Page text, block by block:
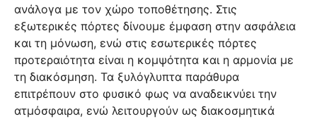
ανάλογα με τον χώρο τοποθέτησης. Στις
εξωτερικές πόρτες δίνουμε έμφαση στην ασφάλεια
και τη μόνωση, ενώ στις εσωτερικές πόρτες
προτεραιότητα είναι η κομψότητα και η αρμονία με
τη διακόσμηση. Τα ξυλόγλυπτα παράθυρα
επιτρέπουν στο φυσικό φως να αναδεικνύει την
ατμόσφαιρα, ενώ λειτουργούν ως διακοσμητικά